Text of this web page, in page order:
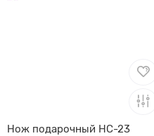
Нож подарочный НС-23